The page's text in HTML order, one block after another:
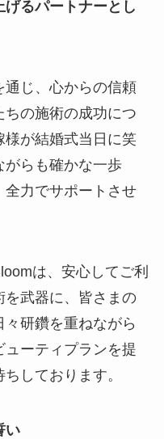
るパートナーとし
通じ、心からの信頼
ちの施術の成功につ
が結婚式当日に笑
がらも確かな一歩
全力でサポートさせ
は、安心してご利
を武器に、皆さまの
研鑽を重ねながら
ューティプランを提
しております。
い